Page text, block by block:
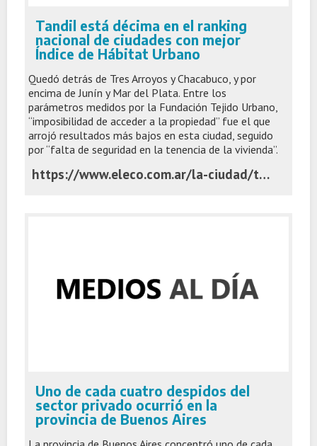
Tandil está décima en el ranking
nacional de ciudades con mejor
Índice de Hábitat Urbano
Quedó detrás de Tres Arroyos y Chacabuco, y por
encima de Junín y Mar del Plata. Entre los
parámetros medidos por la Fundación Tejido Urbano,
“imposibilidad de acceder a la propiedad” fue el que
arrojó resultados más bajos en esta ciudad, seguido
por “falta de seguridad en la tenencia de la vivienda”.
https://www.eleco.com.ar/la-ciudad/tandil-esta-decima-en-el-ranking-nacional-de-ciudades-con-mejor-indice-de-habitat-urbano
Uno de cada cuatro despidos del
sector privado ocurrió en la
provincia de Buenos Aires